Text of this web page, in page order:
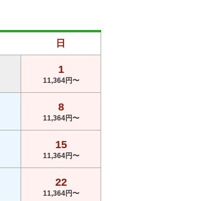
日
1
11,364円〜
8
11,364円〜
15
11,364円〜
22
11,364円〜